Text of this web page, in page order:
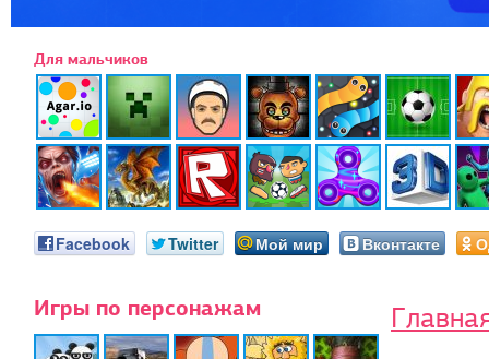
Для мальчиков
Facebook Twitter Мой мир Вконтакте
Игры по персонажам